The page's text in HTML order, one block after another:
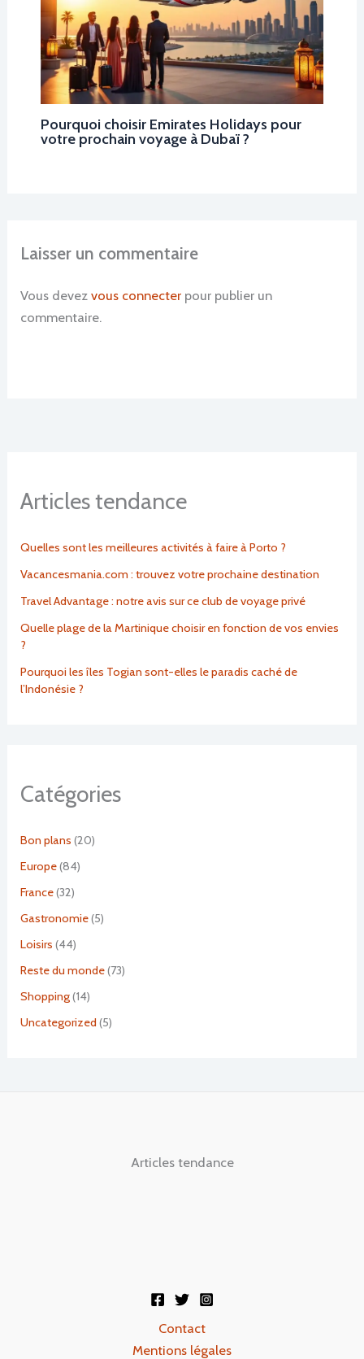
Pourquoi choisir Emirates Holidays pour
votre prochain voyage à Dubaï ?
Laisser un commentaire
Vous devezvous connecter pour publier un
commentaire.
Articles tendance
Quelles sont les meilleures activités à faire à Porto ?
Vacancesmania.com : trouvez votre prochaine destination
Travel Advantage : notre avis sur ce club de voyage privé
Quelle plage de la Martinique choisir en fonction de vos envies
?
Pourquoi les îles Togian sont-elles le paradis caché de
l’Indonésie ?
Catégories
Bon plans (20)
Europe(84)
France(32)
Gastronomie(5)
Loisirs (44)
Reste du monde(73)
Shopping(14)
Uncategorized (5)
Articles tendance
Contact
Mentions légales